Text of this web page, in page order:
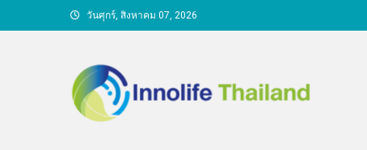
to
วันศุกร์, สิงหาคม 07, 2026